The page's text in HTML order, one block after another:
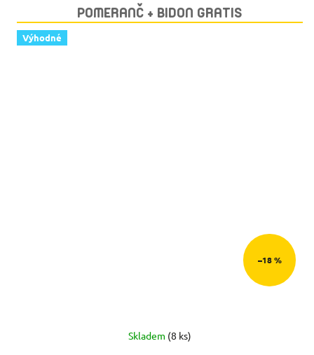
POMERANČ + BIDON GRATIS
Výhodné
–18 %
Skladem (8 ks)